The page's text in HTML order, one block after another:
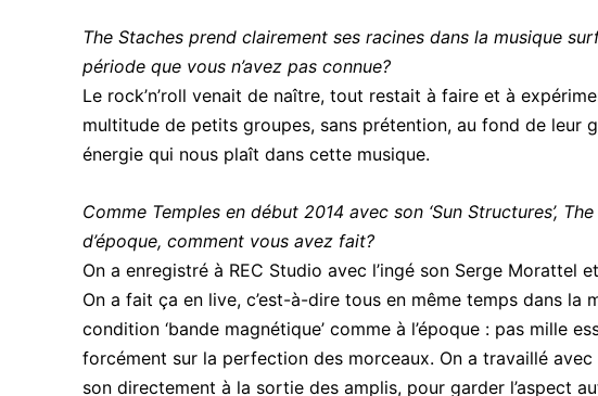
The Staches prend clairement ses racines dans la musique
période que vous n’avez pas connue?
Le rock’n’roll venait de naître, tout restait à faire et à
multitude de petits groupes, sans prétention, au fond de leur
énergie qui nous plaît dans cette musique.
Comme Temples en début 2014 avec son ‘Sun Structures’,
d’époque, comment vous avez fait?
On a enregistré à REC Studio avec l’ingé son Serge Morattel
On a fait ça en live, c’est-à-dire tous en même temps dans la
condition ‘bande magnétique’ comme à l’époque : pas mille
forcément sur la perfection des morceaux. On a travaillé
son directement à la sortie des amplis, pour garder l’aspect